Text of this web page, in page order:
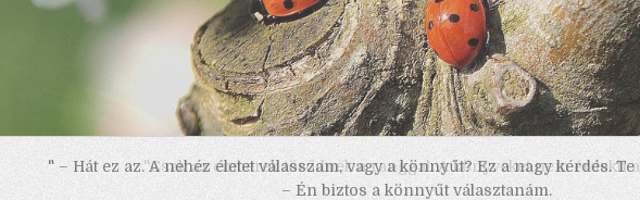
" – Hát ez az. A nehéz életet válasszam, vagy a könnyűt? Ez a nagy kérdés.
– Én biztos a könnyűt választanám.